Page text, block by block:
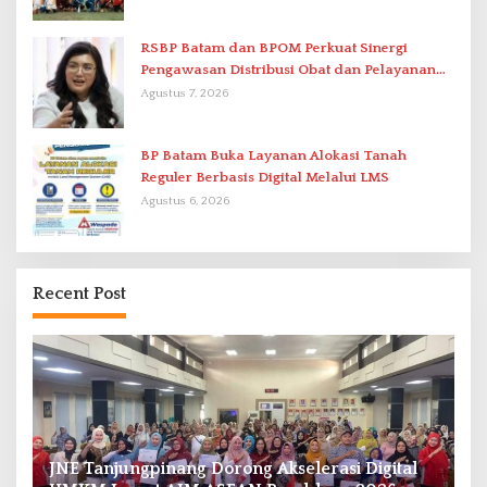
RSBP Batam dan BPOM Perkuat Sinergi
Pengawasan Distribusi Obat dan Pelayanan
Kefarmasian
Agustus 7, 2026
BP Batam Buka Layanan Alokasi Tanah
Reguler Berbasis Digital Melalui LMS
Agustus 6, 2026
Recent Post
JNE Tanjungpinang Dorong Akselerasi Digital